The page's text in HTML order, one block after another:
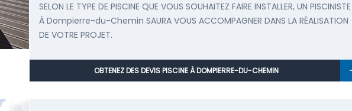
SELON LE TYPE DE PISCINE QUE VOUS SOUHAITEZ FAIRE INSTALLER, UN PISCINISTE
À Dompierre-du-Chemin SAURA VOUS ACCOMPAGNER DANS LA RÉALISATION
DE VOTRE PROJET.
OBTENEZ DES DEVIS PISCINE À DOMPIERRE-DU-CHEMIN